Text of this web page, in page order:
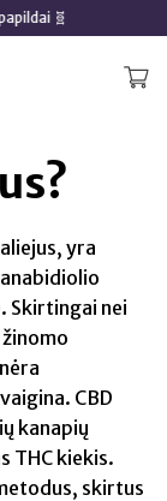
🧬
yra
Skirtingai nei
CBD
kanapių
THC kiekis.
skirtus